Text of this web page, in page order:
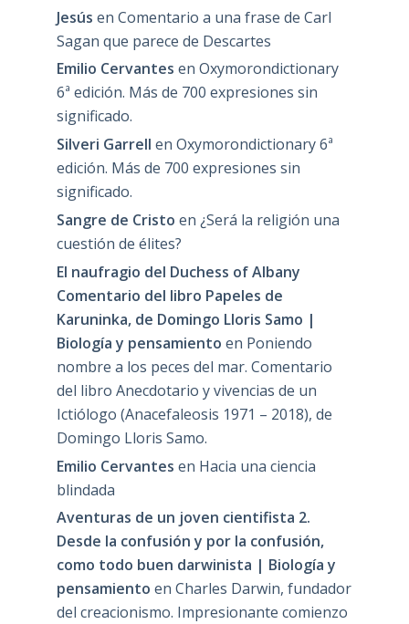
Jesús en Comentario a una frase de Carl
Sagan que parece de Descartes
Emilio Cervantes en Oxymorondictionary
6ª edición. Más de 700 expresiones sin
significado.
Silveri Garrell en Oxymorondictionary 6ª
edición. Más de 700 expresiones sin
significado.
Sangre de Cristo en ¿Será la religión una
cuestión de élites?
El naufragio del Duchess of Albany
Comentario del libro Papeles de
Karuninka, de Domingo Lloris Samo |
Biología y pensamiento en Poniendo
nombre a los peces del mar. Comentario
del libro Anecdotario y vivencias de un
Ictiólogo (Anacefaleosis 1971 – 2018), de
Domingo Lloris Samo.
Emilio Cervantes en Hacia una ciencia
blindada
Aventuras de un joven cientifista 2.
Desde la confusión y por la confusión,
como todo buen darwinista | Biología y
pensamiento en Charles Darwin, fundador
del creacionismo. Impresionante comienzo